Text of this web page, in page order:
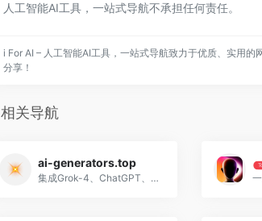
人工智能AI工具，一站式导航不承担任何责任。
i For AI – 人工智能AI工具，一站式导航致力于优质、实用的
分享！
相关导航
ai-generators.top
集成Grok-4、ChatGPT、Kling AI等顶级AI模型的一站式平台，支持智能对话、图像创作和视频生成